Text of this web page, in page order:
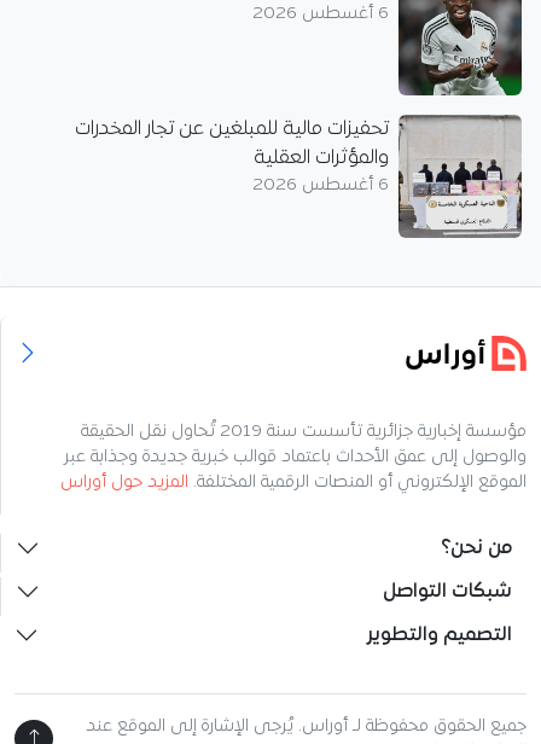
6 أغسطس 2026
تحفيزات مالية للمبلغين عن تجار المخدرات
والمؤثرات العقلية
6 أغسطس 2026
مؤسسة إخبارية جزائرية تأسست سنة 2019 تُحاول نقل الحقيقة
والوصول إلى عمق الأحداث باعتماد قوالب خبرية جديدة وجذابة عبر
الموقع الإلكتروني أو المنصات الرقمية المختلفة. المزيد حول أوراس
من نحن؟
شبكات التواصل
التصميم والتطوير
جميع الحقوق محفوظة لـ أوراس. يُرجى الإشارة إلى الموقع عند